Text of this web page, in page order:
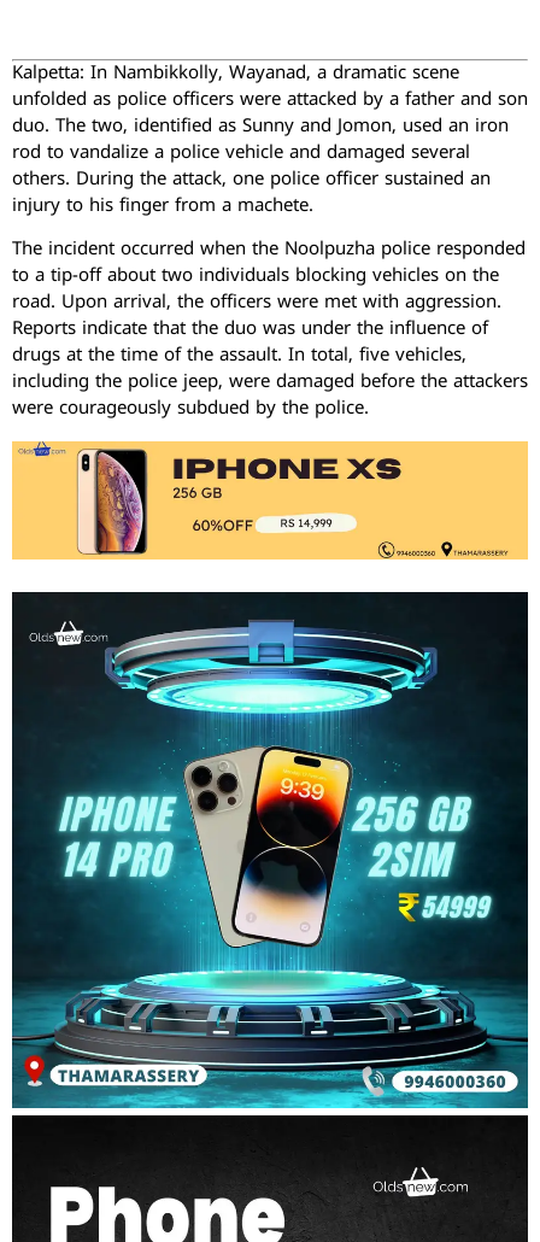
Kalpetta: In Nambikkolly, Wayanad, a dramatic scene
unfolded as police officers were attacked by a father and son
duo. The two, identified as Sunny and Jomon, used an iron
rod to vandalize a police vehicle and damaged several
others. During the attack, one police officer sustained an
injury to his finger from a machete.
The incident occurred when the Noolpuzha police responded
to a tip-off about two individuals blocking vehicles on the
road. Upon arrival, the officers were met with aggression.
Reports indicate that the duo was under the influence of
drugs at the time of the assault. In total, five vehicles,
including the police jeep, were damaged before the attackers
were courageously subdued by the police.